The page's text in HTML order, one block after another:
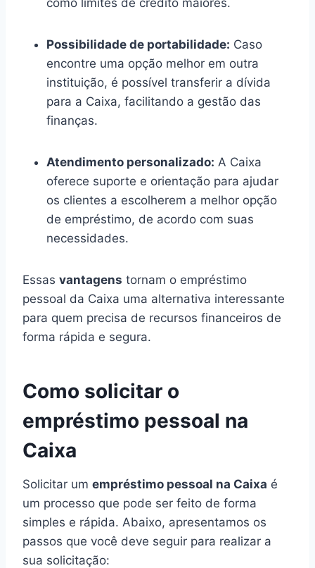
Possibilidade de portabilidade: Caso
encontre uma opção melhor em outra
instituição, é possível transferir a dívida
para a Caixa, facilitando a gestão das
finanças.
Atendimento personalizado: A Caixa
oferece suporte e orientação para ajudar
os clientes a escolherem a melhor opção
de empréstimo, de acordo com suas
necessidades.
Essas vantagens tornam o empréstimo
pessoal da Caixa uma alternativa interessante
para quem precisa de recursos financeiros de
forma rápida e segura.
Como solicitar o
empréstimo pessoal na
Caixa
Solicitar um empréstimo pessoal na Caixa é
um processo que pode ser feito de forma
simples e rápida. Abaixo, apresentamos os
passos que você deve seguir para realizar a
sua solicitação: